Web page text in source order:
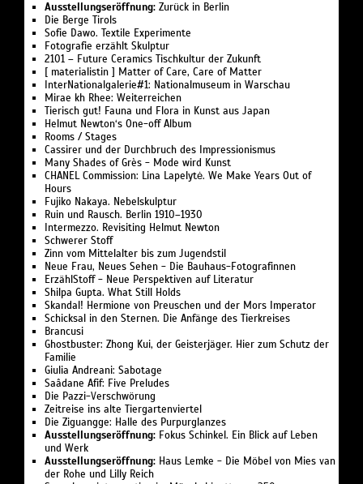
Ausstellungseröffnung: Zurück in Berlin
Die Berge Tirols
Sofie Dawo. Textile Experimente
Fotografie erzählt Skulptur
2101 – Future Ceramics Tischkultur der Zukunft
[ materialistin ] Matter of Care, Care of Matter
InterNationalgalerie#1: Nationalmuseum in Warschau
Mirae kh Rhee: Weiterreichen
Tierisch gut! Fauna und Flora in Kunst aus Japan
Helmut Newton‘s One-off Album
Rooms / Stages
Cassirer und der Durchbruch des Impressionismus
Many Shades of Grès - Mode wird Kunst
CHANEL Commission: Lina Lapelytė. We Make Years Out of
Hours
Fujiko Nakaya. Nebelskulptur
Ruin und Rausch. Berlin 1910–1930
Intermezzo. Revisiting Helmut Newton
Schwerer Stoff
Zinn vom Mittelalter bis zum Jugendstil
Neue Frau, Neues Sehen - Die Bauhaus-Fotografinnen
ErzählStoff - Neue Perspektiven auf Literatur
Shilpa Gupta. What Still Holds
Skandal! Hermione von Preuschen und der Mors Imperator
Schicksal in den Sternen. Die Anfänge des Tierkreises
Brancusi
Ghostbuster: Zhong Kui, der Geisterjäger. Hier zum Schutz der
Familie
Giulia Andreani: Sabotage
Saâdane Afif: Five Preludes
Die Pazzi-Verschwörung
Zeitreise ins alte Tiergartenviertel
Die Ziguangge: Halle des Purpurglanzes
Ausstellungseröffnung: Fokus Schinkel. Ein Blick auf Leben
und Werk
Ausstellungseröffnung: Haus Lemke - Die Möbel von Mies van
der Rohe und Lilly Reich